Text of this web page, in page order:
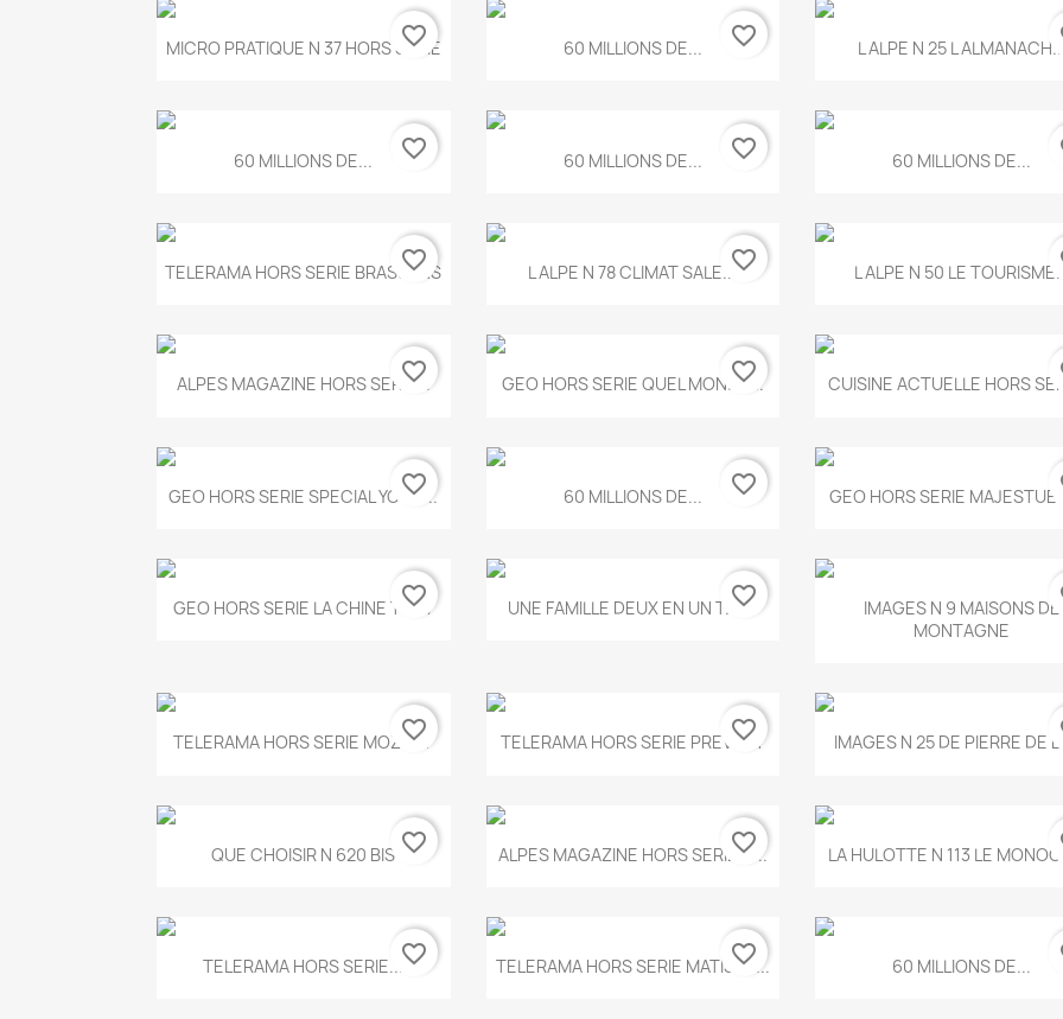
Aperçu rapide
MICRO PRATIQUE N 37 HORS SERIE
favorite_border Aperçu rapide
60 MILLIONS DE... favorite_border  Aperçu rapide
L ALPE N 25 L
Aperçu rapide
60 MILLIONS DE... favorite_border Aperçu rapide
60 MILLIONS DE... favorite_border Aperçu rapide
60 MILLIONS DE...
 Aperçu rapide
TELERAMA HORS SERIE BRASSENS
favorite_border  Aperçu rapide
L ALPE N 78 CLIMAT SALE...favorite_border  Aperçu rapide
L ALPE N 50 LE
Aperçu rapide
ALPES MAGAZINE HORS SERIE...
favorite_border Aperçu rapide
GEO HORS SERIE QUEL MONDE...
favorite_border Aperçu rapide
CUISINE ACTUELLE HORS
Aperçu rapide
GEO HORS SERIE SPECIAL YOGA...
favorite_border Aperçu rapide
60 MILLIONS DE... favorite_border Aperçu rapide
GEO HORS SERIE
Aperçu rapide
GEO HORS SERIE LA CHINE T.497
favorite_border Aperçu rapide
UNE FAMILLE DEUX EN UN T.675
favorite_border Aperçu rapide
IMAGES N 9 MAISONS DE
MONTAGNE
Aperçu rapide
TELERAMA HORS SERIE MOZART
favorite_border Aperçu rapide
TELERAMA HORS SERIE PREVERT
favorite_border Aperçu rapide
IMAGES N 25 DE PIERRE DE
Aperçu rapide
QUE CHOISIR N 620 BIS favorite_border Aperçu rapide
ALPES MAGAZINE HORS SERIE N...
favorite_border Aperçu rapide
LA HULOTTE N 113 LE
Aperçu rapide
TELERAMA HORS SERIE...favorite_border Aperçu rapide
TELERAMA HORS SERIE MATISSE...
favorite_border Aperçu rapide
60 MILLIONS DE...